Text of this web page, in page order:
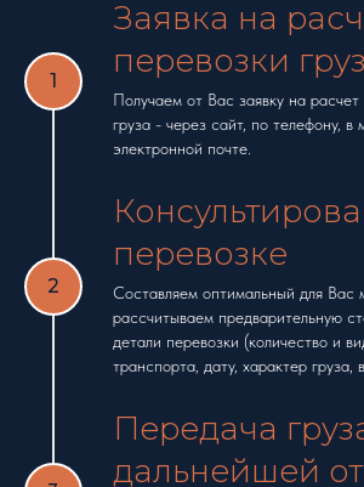
Заявка на
перевозки
Получаем от Вас заявку на
груза - через сайт, по телефону,
электронной почте.
перевозке
Составляем оптимальный для Вас
рассчитываем предварительную
детали перевозки (количество и
транспорта, дату, характер груза,
Передача
дальнейшей